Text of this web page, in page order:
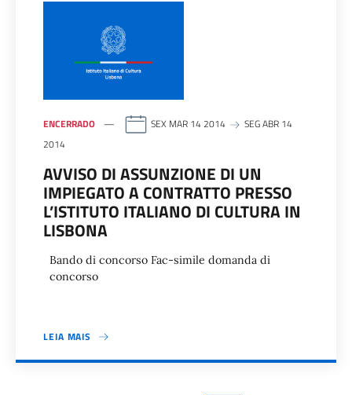
ENCERRADO SEX MAR 14 2014
SEG ABR 14
2014
AVVISO DI ASSUNZIONE DI UN
IMPIEGATO A CONTRATTO PRESSO
L’ISTITUTO ITALIANO DI CULTURA IN
LISBONA
Bando di concorso Fac-simile domanda di
concorso
LEIA MAIS